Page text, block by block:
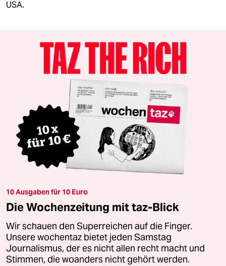
USA.
10 Ausgaben für 10 Euro
Die Wochenzeitung mit taz-Blick
Wir schauen den Superreichen auf die Finger.
Unsere wochentaz bietet jeden Samstag
Journalismus, der es nicht allen recht macht und
Stimmen, die woanders nicht gehört werden.